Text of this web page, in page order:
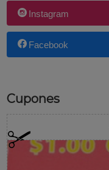
Instagram
Facebook
Cupones